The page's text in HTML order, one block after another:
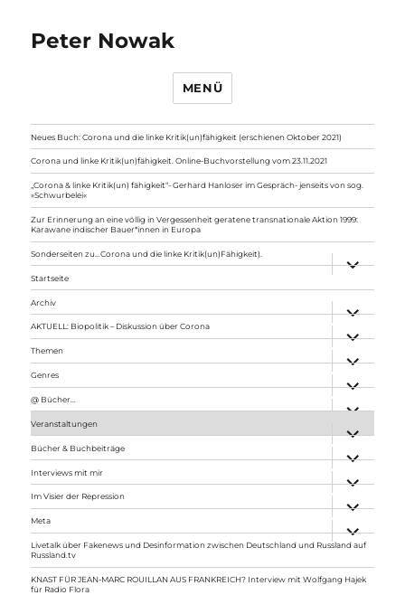
Peter Nowak
MENÜ
Neues Buch: Corona und die linke Kritik(un)fähigkeit (erschienen Oktober 2021)
Corona und linke Kritik(un)fähigkeit. Online-Buchvorstellung vom 23.11.2021
„Corona & linke Kritik(un) fähigkeit“- Gerhard Hanloser im Gespräch- jenseits von sog.
»Schwurbelei«
Zur Erinnerung an eine völlig in Vergessenheit geratene transnationale Aktion 1999:
Karawane indischer Bauer*innen in Europa
Sonderseiten zu…Corona und die linke Kritik(un)Fähigkeit).
anzeigen
Startseite
Archiv
anzeigen
AKTUELL: Biopolitik – Diskussion über Corona
anzeigen
Themen
anzeigen
Genres
anzeigen
@ Bücher…
Veranstaltungen
anzeigen
Bücher & Buchbeiträge
anzeigen
Interviews mit mir
anzeigen
Im Visier der Repression
anzeigen
Meta
anzeigen
Livetalk über Fakenews und Desinformation zwischen Deutschland und Russland auf
Russland.tv
KNAST FÜR JEAN-MARC ROUILLAN AUS FRANKREICH? Interview mit Wolfgang Hajek
für Radio Flora